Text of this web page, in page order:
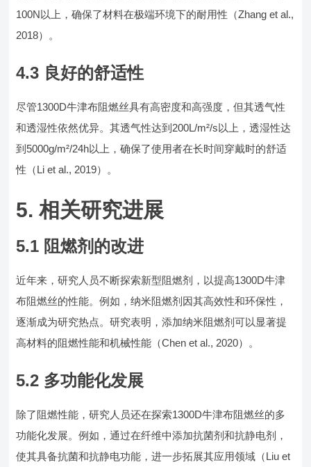
100N以上，确保了材料在极端环境下的耐用性（Zhang et al.,
2018）。
4.3 良好的舒适性
尽管1300D牛津布阻燃丝具有高密度和高强度，但其透气性
和透湿性依然优异。其透气性达到200L/m²/s以上，透湿性达
到5000g/m²/24h以上，确保了使用者在长时间穿戴时的舒适
性（Li et al., 2019）。
5. 相关研究进展
5.1 阻燃剂的改进
近年来，研究人员不断探索新型阻燃剂，以提高1300D牛津
布阻燃丝的性能。例如，纳米阻燃剂因其高效性和环保性，
逐渐成为研究热点。研究表明，添加纳米阻燃剂可以显著提
高材料的阻燃性能和机械性能（Chen et al., 2020）。
5.2 多功能化发展
除了阻燃性能，研究人员还在探索1300D牛津布阻燃丝的多
功能化发展。例如，通过在纤维中添加抗菌剂和抗静电剂，
使其具备抗菌和抗静电功能，进一步拓展其应用领域（Liu et